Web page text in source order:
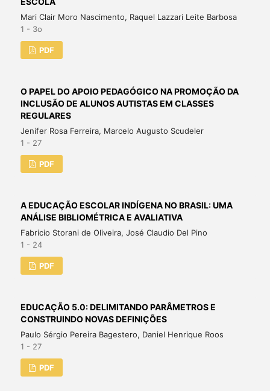
Mari Clair Moro Nascimento, Raquel Lazzari Leite Barbosa
1 - 3o
PDF
O PAPEL DO APOIO PEDAGÓGICO NA PROMOÇÃO DA
INCLUSÃO DE ALUNOS AUTISTAS EM CLASSES
REGULARES
Jenifer Rosa Ferreira, Marcelo Augusto Scudeler
1 - 27
PDF
A EDUCAÇÃO ESCOLAR INDÍGENA NO BRASIL: UMA
ANÁLISE BIBLIOMÉTRICA E AVALIATIVA
Fabricio Storani de Oliveira, José Claudio Del Pino
1 - 24
PDF
EDUCAÇÃO 5.0: DELIMITANDO PARÂMETROS E
CONSTRUINDO NOVAS DEFINIÇÕES
Paulo Sérgio Pereira Bagestero, Daniel Henrique Roos
1 - 27
PDF